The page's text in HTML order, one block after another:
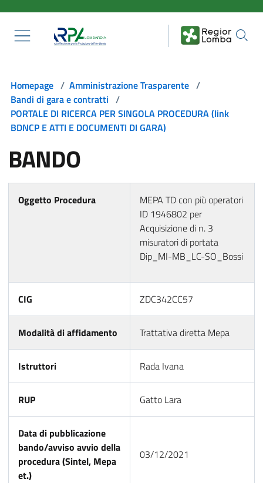
Homepage / Amministrazione Trasparente /
Bandi di gara e contratti /
PORTALE DI RICERCA PER SINGOLA PROCEDURA (link
BDNCP E ATTI E DOCUMENTI DI GARA)
BANDO
Oggetto Procedura
MEPA TD con più operatori
ID 1946802 per
Acquisizione di n. 3
misuratori di portata
Dip_MI-MB_LC-SO_Bossi
CIG ZDC342CC57
Modalità di affidamento Trattativa diretta Mepa
Istruttori Rada Ivana
RUP Gatto Lara
Data di pubblicazione
bando/avviso avvio della
procedura (Sintel, Mepa
et.)
03/12/2021